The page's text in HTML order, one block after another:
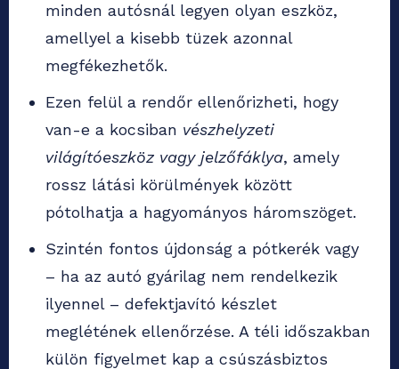
minden autósnál legyen olyan eszköz,
amellyel a kisebb tüzek azonnal
megfékezhetők.
Ezen felül a rendőr ellenőrizheti, hogy
van-e a kocsiban vészhelyzeti
világítóeszköz vagy jelzőfáklya, amely
rossz látási körülmények között
pótolhatja a hagyományos háromszöget.
Szintén fontos újdonság a pótkerék vagy
– ha az autó gyárilag nem rendelkezik
ilyennel – defektjavító készlet
meglétének ellenőrzése. A téli időszakban
külön figyelmet kap a csúszásbiztos